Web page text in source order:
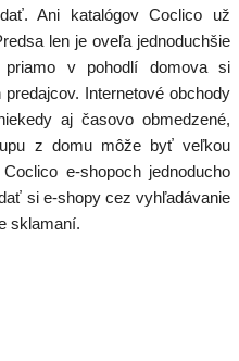
Ani katalógov Coclico už
len je oveľa jednoduchšie
v pohodlí domova si
Internetové obchody
aj časovo obmedzené,
z domu môže byť veľkou
e-shopoch jednoducho
si e-shopy cez vyhľadávanie
sklamaní.